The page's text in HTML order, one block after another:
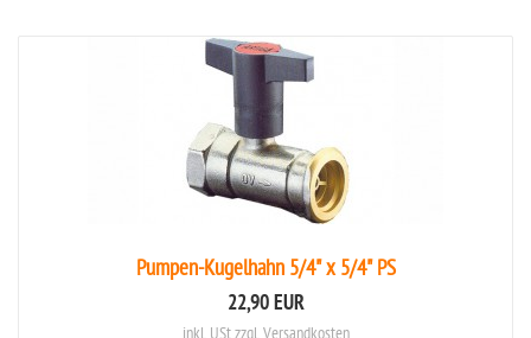
Pumpen-Kugelhahn 5/4" x 5/4" PS
22,90 EUR
inkl. UStzzgl. Versandkosten